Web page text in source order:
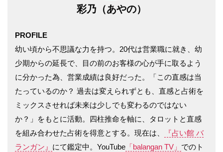
彩乃（あやの）
PROFILE
幼い頃から不思議な力を持つ。20代は営業職に就き、幼
少期からの延長で、目の前のお客様の心が手に取るよう
に分かった為、営業成績は良好だった。「この直感は当
たっているのか？ 過去は変えられずとも、直感と占術を
ミックスさせれば未来は少しでも変わるのではない
か？」をもとに活動。四柱推命を軸に、タロットと直感
を組み合わせた占術を得意とする。現在は、
『占い館 バ
ランガン』 にて鑑定中。YouTube 「balangan TV」 でのト